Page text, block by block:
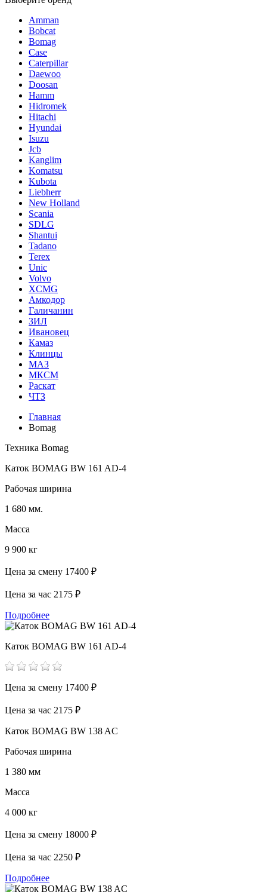
Amman
Bobcat
Bomag
Case
Caterpillar
Daewoo
Doosan
Hamm
Hidromek
Hitachi
Hyundai
Isuzu
Jcb
Kanglim
Komatsu
Kubota
Liebherr
New Holland
Scania
SDLG
Shantui
Tadano
Terex
Unic
Volvo
XCMG
Амкодор
Галичанин
ЗИЛ
Ивановец
Камаз
Клинцы
МАЗ
МКСМ
Раскат
ЧТЗ
Главная
Bomag
Техника Bomag
Каток BOMAG BW 161 AD-4
Рабочая ширина
1 680 мм.
Масса
9 900 кг
Цена за смену 17400 ₽
Цена за час 2175 ₽
Подробнее
Каток BOMAG BW 161 AD-4
Цена за смену 17400 ₽
Цена за час 2175 ₽
Каток BOMAG BW 138 AC
Рабочая ширина
1 380 мм
Масса
4 000 кг
Цена за смену 18000 ₽
Цена за час 2250 ₽
Подробнее